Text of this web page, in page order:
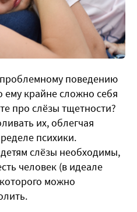
поведению
ему крайне сложно себя
про слёзы тщетности?
их, облегчая
психики.
слёзы необходимы,
человек (в идеале
можно